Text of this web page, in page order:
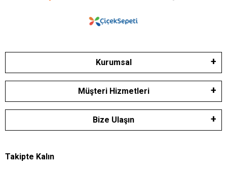
Kurumsal
Müşteri Hizmetleri
Bize Ulaşın
Takipte Kalın